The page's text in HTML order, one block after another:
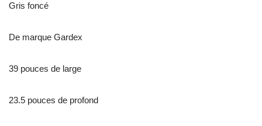
Gris foncé
De marque Gardex
39 pouces de large
23.5 pouces de profond